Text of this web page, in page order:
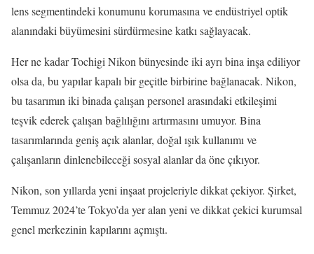
lens segmentindeki konumunu korumasına ve endüstriyel optik
alanındaki büyümesini sürdürmesine katkı sağlayacak.
Her ne kadar Tochigi Nikon bünyesinde iki ayrı bina inşa ediliyor
olsa da, bu yapılar kapalı bir geçitle birbirine bağlanacak. Nikon,
bu tasarımın iki binada çalışan personel arasındaki etkileşimi
teşvik ederek çalışan bağlılığını artırmasını umuyor. Bina
tasarımlarında geniş açık alanlar, doğal ışık kullanımı ve
çalışanların dinlenebileceği sosyal alanlar da öne çıkıyor.
Nikon, son yıllarda yeni inşaat projeleriyle dikkat çekiyor. Şirket,
Temmuz 2024’te Tokyo’da yer alan yeni ve dikkat çekici kurumsal
genel merkezinin kapılarını açmıştı.